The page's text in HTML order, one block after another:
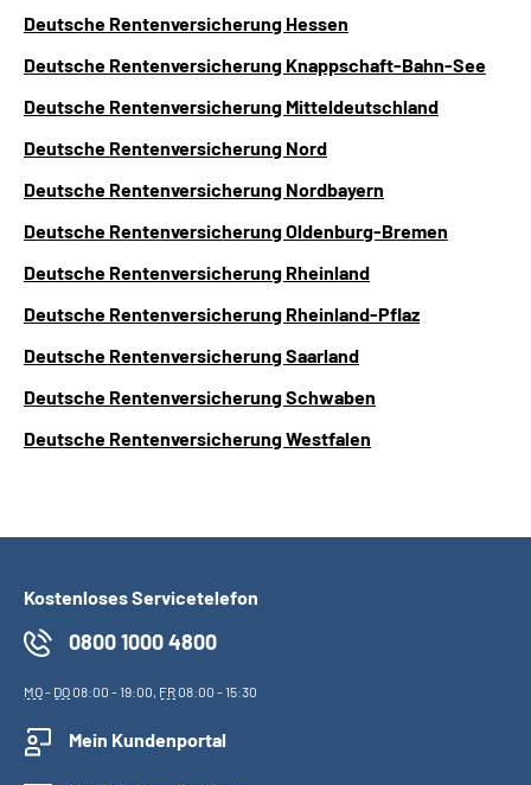
Deutsche Rentenversicherung Hessen
Deutsche Rentenversicherung Knappschaft-Bahn-See
Deutsche Rentenversicherung Mitteldeutschland
Deutsche Rentenversicherung Nord
Deutsche Rentenversicherung Nordbayern
Deutsche Rentenversicherung Oldenburg-Bremen
Deutsche Rentenversicherung Rheinland
Deutsche Rentenversicherung Rheinland-Pflaz
Deutsche Rentenversicherung Saarland
Deutsche Rentenversicherung Schwaben
Deutsche Rentenversicherung Westfalen
Kostenloses Servicetelefon
0800 1000 4800
MO- DO08:00 - 19:00, FR08:00 - 15:30
Mein Kundenportal